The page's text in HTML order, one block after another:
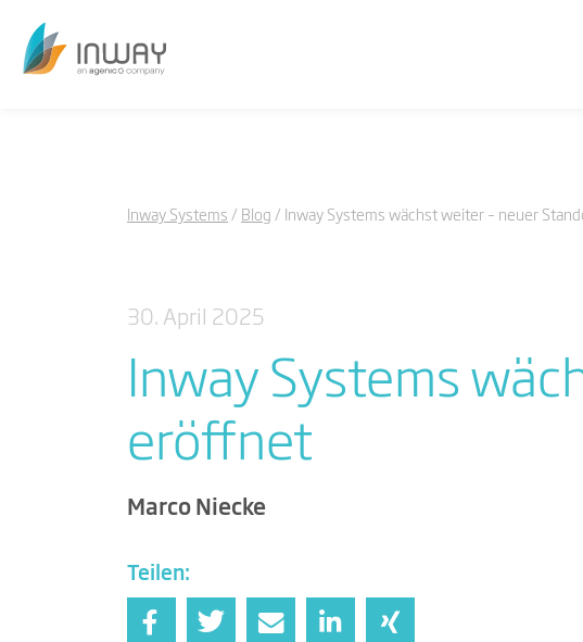
Inway Systems Blog Inway Systems wächst weiter – neuer
30. April 2025
Inway Systems
eröffnet
Marco Niecke
Teilen: